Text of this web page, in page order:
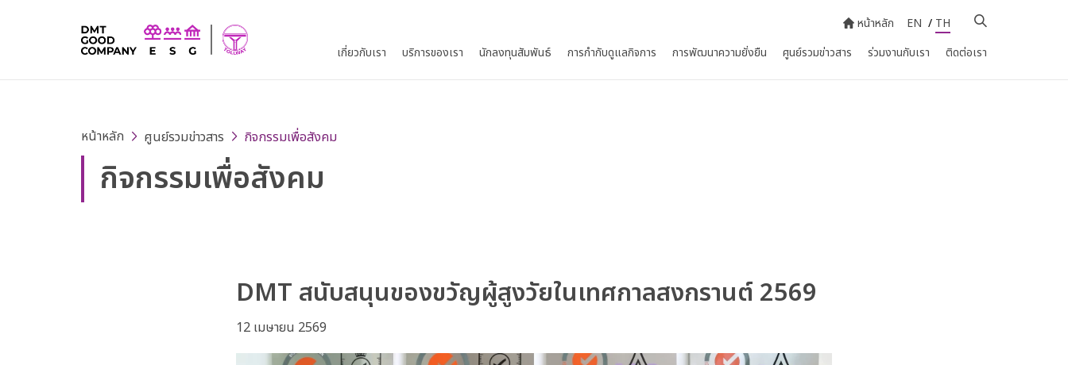
หน้าหลัก EN / TH
เกี่ยวกับเรา
บริการของเรา นักลงทุนสัมพันธ์ การกำกับดูแลกิจการ การพัฒนาความยั่งยืน ศูนย์รวมข่าวสาร ร่วมงานกับเรา ติดต่อเรา
หน้าหลัก ศูนย์รวมข่าวสาร กิจกรรมเพื่อสังคม
กิจกรรมเพื่อสังคม
DMT สนับสนุนของขวัญผู้สูงวัยในเทศกาลสงกรานต์ 2569
12 เมษายน 2569